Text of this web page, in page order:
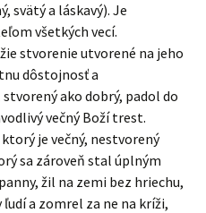
svätý a láskavý). Je
všetkých vecí.
stvorenie utvorené na jeho
dôstojnosť a
ako dobrý, padol do
večný Boží trest.
ktorý je večný, nestvorený
sa zároveň stal úplným
žil na zemi bez hriechu,
a zomrel za ne na kríži,